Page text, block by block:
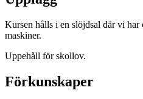
Kursen hålls i en slöjdsal där vi har
maskiner.
Uppehåll för skollov.
Förkunskaper